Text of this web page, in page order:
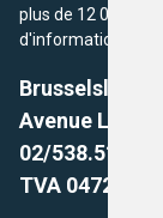
plus de 12 000
d'informations et
Brusselslife.be
Avenue
02/538.51.49.
TVA